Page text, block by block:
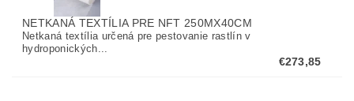
NETKANÁ TEXTÍLIA PRE NFT 250MX40CM
Netkaná textília určená pre pestovanie rastlín v
hydroponických...
€273,85